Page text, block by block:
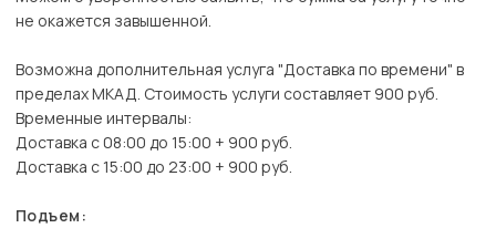
не окажется завышенной.
Возможна дополнительная услуга "Доставка по времени" в
пределах МКАД. Стоимость услуги составляет 900 руб.
Временные интервалы:
Доставка с 08:00 до 15:00 + 900 руб.
Доставка с 15:00 до 23:00 + 900 руб.
Подъем: